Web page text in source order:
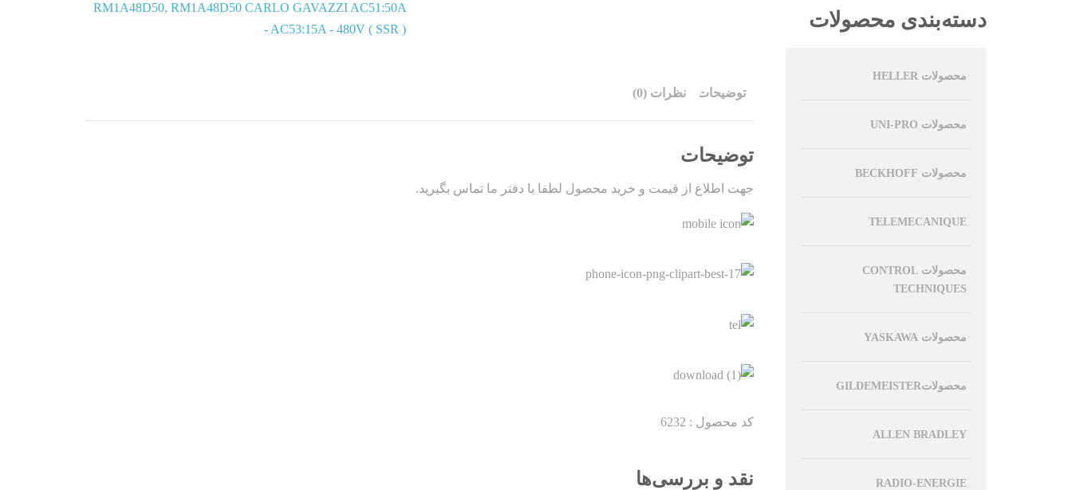
RM1A48D50, RM1A48D50 CARLO GAVAZZI AC51:50A
- AC53:15A - 480V ( SSR )
توضیحات نظرات (0)
توضیحات
جهت اطلاع از قیمت و خرید محصول لطفا با دفتر ما تماس بگیرید.
کد محصول : 6232
نقد و بررسی‌ها
دسته‌بندی محصولات
محصولات HELLER
محصولات UNI-PRO
محصولات BECKHOFF
TELEMECANIQUE
محصولات CONTROL
TECHNIQUES
محصولات YASKAWA
محصولاتGILDEMEISTER
ALLEN BRADLEY
RADIO-ENERGIE